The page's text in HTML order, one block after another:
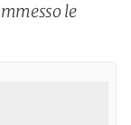
le